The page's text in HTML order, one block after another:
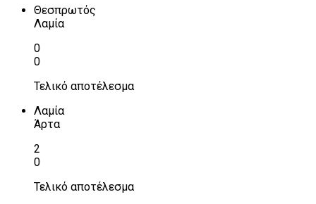
Θεσπρωτός
Λαμία
0
0
Τελικό αποτέλεσμα
Λαμία
Άρτα
2
0
Τελικό αποτέλεσμα